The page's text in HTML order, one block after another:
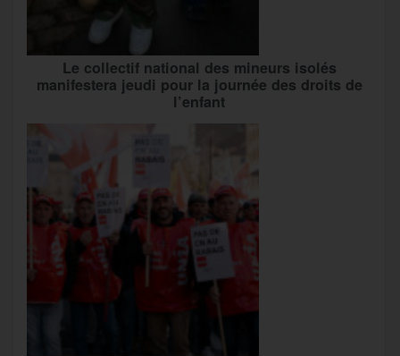
Le collectif national des mineurs isolés
manifestera jeudi pour la journée des droits de
l’enfant